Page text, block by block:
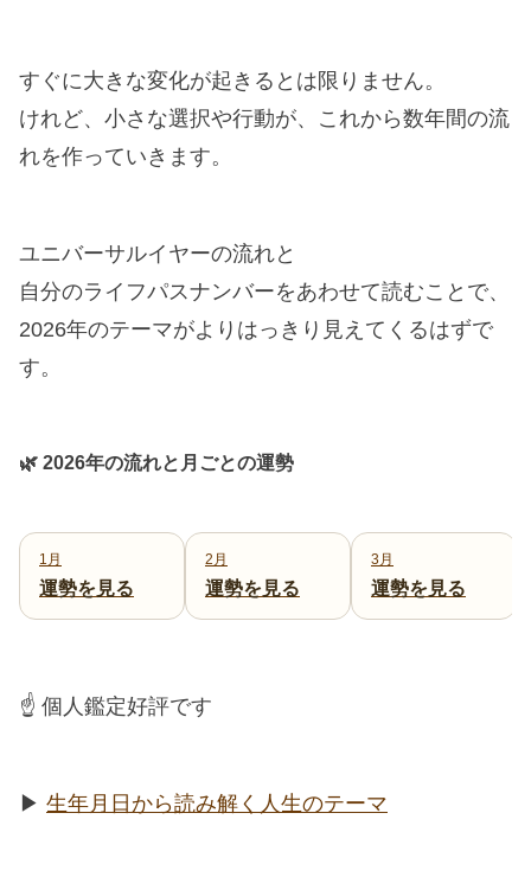
すぐに大きな変化が起きるとは限りません。
けれど、小さな選択や行動が、これから数年間の流
れを作っていきます。
ユニバーサルイヤーの流れと
自分のライフパスナンバーをあわせて読むことで、
2026年のテーマがよりはっきり見えてくるはずで
す。
🌿 2026年の流れと月ごとの運勢
1月
運勢を見る
2月
運勢を見る
3月
運勢を見る
☝️ 個人鑑定好評です
▶︎ 生年月日から読み解く人生のテーマ